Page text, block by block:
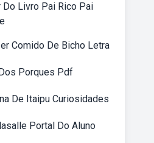
Do Livro Pai Rico Pai
Comido De Bicho Letra
Porques Pdf
De Itaipu Curiosidades
Portal Do Aluno